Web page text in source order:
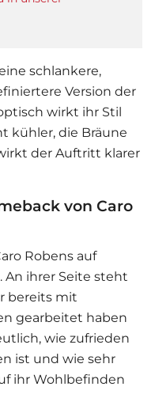
schlankere,
Version der
wirkt ihr Stil
kühler, die Bräune
der Auftritt klarer
von Caro
Robens auf
ihrer Seite steht
bereits mit
gearbeitet haben
wie zufrieden
ist und wie sehr
ihr Wohlbefinden